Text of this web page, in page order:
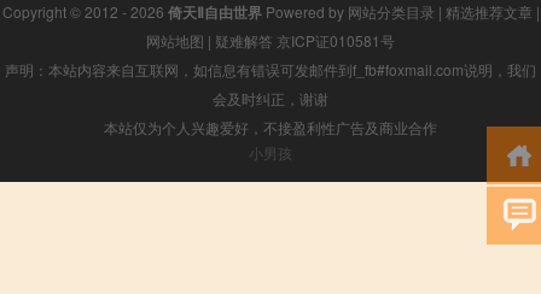
Copyright © 2012 - 2026 倚天Ⅱ自由世界Powered by 网站分类目录 | 精选推荐文章 |
网站地图 | 疑难解答 京ICP证010581号
声明：本站内容来自互联网，如信息有错误可发邮件到f_fb#foxmail.com说明，我们
会及时纠正，谢谢
本站仅为个人兴趣爱好，不接盈利性广告及商业合作
小男孩